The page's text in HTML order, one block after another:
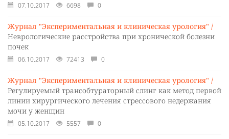
07.10.2017 6698 0
Журнал "Экспериментальная и клиническая урология" /
Неврологические расстройства при хронической болезни
почек
06.10.2017 72413 0
Журнал "Экспериментальная и клиническая урология" /
Регулируемый трансобтураторный слинг как метод первой
линии хирургического лечения стрессового недержания
мочи у женщин
05.10.2017 5557 0